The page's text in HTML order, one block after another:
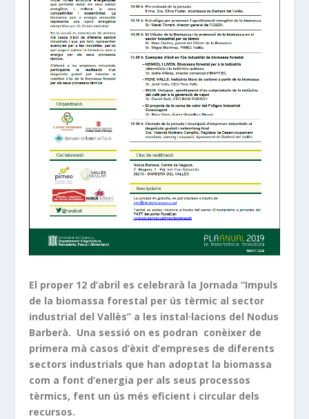
El proper 12 d’abril es celebrarà la Jornada “Impuls
de la biomassa forestal per ús tèrmic al sector
industrial del Vallès” a les instal·lacions del Nodus
Barberà. Una sessió on es podran conèixer de
primera mà casos d’èxit d’empreses de diferents
sectors industrials que han adoptat la biomassa
com a font d’energia per als seus processos
tèrmics, fent un ús més eficient i circular dels
recursos.